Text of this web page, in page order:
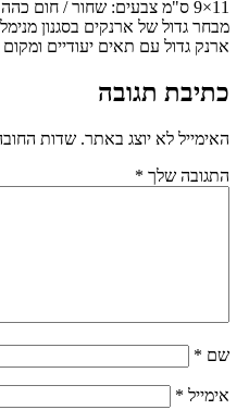
11×9 ס"מ צבעים: שחור / חום כהה
מבחר גדול של ארנקים בסגנון
ארנק גדול עם תאים יעודיים
כתיבת תגובה
האימייל לא יוצג באתר. שדות
התגובה שלך *
שם *
אימייל *